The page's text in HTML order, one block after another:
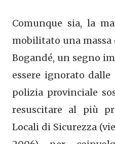
Comunque sia, la
mobilitato una massa
Bogandé, un segno
essere ignorato
polizia provinciale
resuscitare al più
Locali di Sicurezza